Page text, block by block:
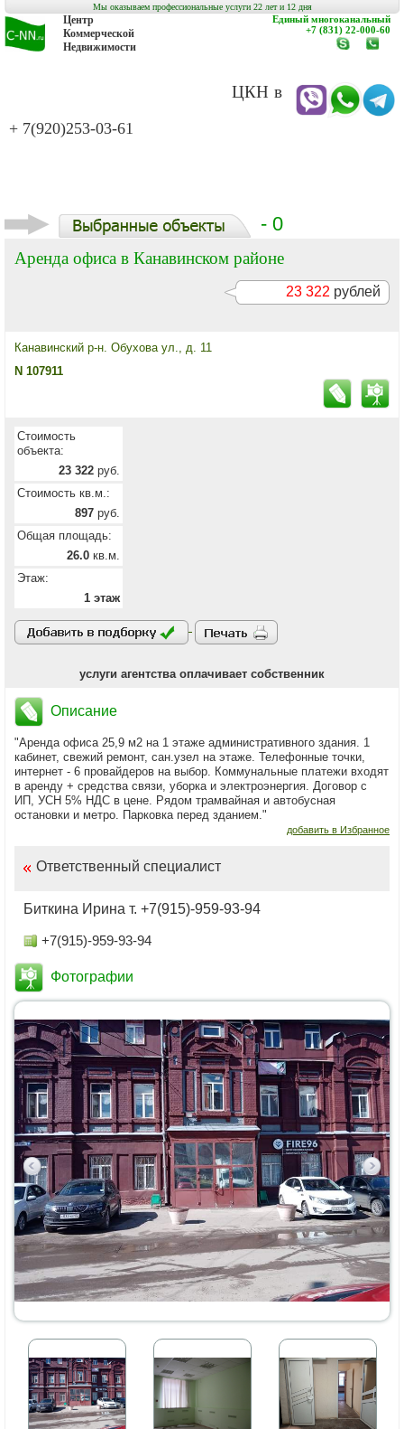
Мы оказываем профессиональные услуги 22 лет и 12 дня
Центр
Коммерческой
Недвижимости
ЦКН в
+ 7(920)253-03-61
Единый многоканальный
+7 (831) 22-000-60
www.c-
- 0
Аренда офиса в Канавинском районе
23 322 рублей
Канавинский р-н. Обухова ул., д. 11
N 107911
Стоимость
объекта:
23 322 руб.
Стоимость кв.м.:
897 руб.
Общая площадь:
26.0 кв.м.
Этаж:
1 этаж
услуги агентства оплачивает собственник
Описание
"Аренда офиса 25,9 м2 на 1 этаже административного здания. 1
кабинет, свежий ремонт, сан.узел на этаже. Телефонные точки,
интернет - 6 провайдеров на выбор. Коммунальные платежи входят
в аренду + средства связи, уборка и электроэнергия. Договор с
ИП, УСН 5% НДС в цене. Рядом трамвайная и автобусная
остановки и метро. Парковка перед зданием."
добавить в Избранное
Ответственный специалист
Биткина Ирина т. +7(915)-959-93-94
+7(915)-959-93-94
Фотографии